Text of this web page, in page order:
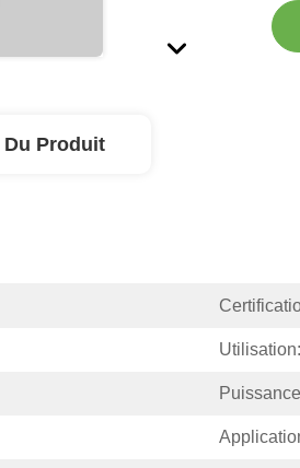
Produit
Utilisation: